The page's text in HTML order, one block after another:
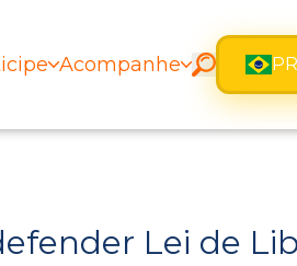
Acompanhe
Lei de